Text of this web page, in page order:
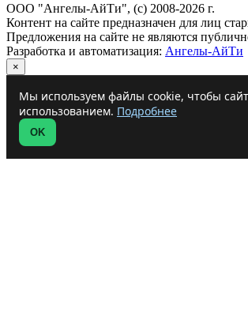
ООО "Ангелы-АйТи", (c) 2008-2026 г.
Контент на сайте предназначен для лиц
Предложения на сайте не являются
Разработка и автоматизация: Ангелы-АйТи
×
Мы используем файлы cookie, чтобы
использованием. Подробнее
OK